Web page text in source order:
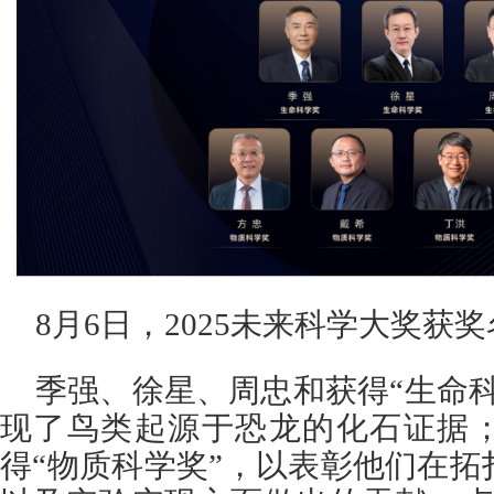
8月6日，2025未来科学大奖获
季强、徐星、周忠和获得“生命
现了鸟类起源于恐龙的化石证据
得“物质科学奖”，以表彰他们在